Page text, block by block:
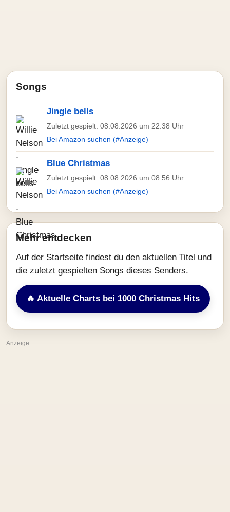
Songs
Jingle bells
Zuletzt gespielt: 08.08.2026 um 22:38 Uhr
Bei Amazon suchen (#Anzeige)
Blue Christmas
Zuletzt gespielt: 08.08.2026 um 08:56 Uhr
Bei Amazon suchen (#Anzeige)
Mehr entdecken
Auf der Startseite findest du den aktuellen Titel und
die zuletzt gespielten Songs dieses Senders.
🔥 Aktuelle Charts bei 1000 Christmas Hits
Anzeige